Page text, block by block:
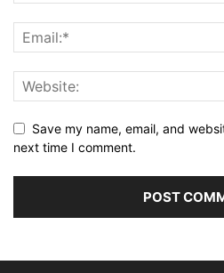
Save my name, email, and
next time I comment.